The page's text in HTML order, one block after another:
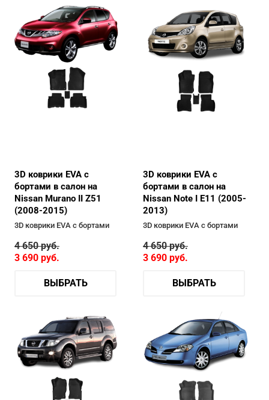
3D коврики EVA с
бортами в салон на
Nissan Murano II Z51
(2008-2015)
3D коврики EVA с бортами
4 650руб.
3 690 руб.
ВЫБРАТЬ
3D коврики EVA с
бортами в салон на
Nissan Note I E11 (2005-
2013)
3D коврики EVA с бортами
4 650руб.
3 690 руб.
ВЫБРАТЬ